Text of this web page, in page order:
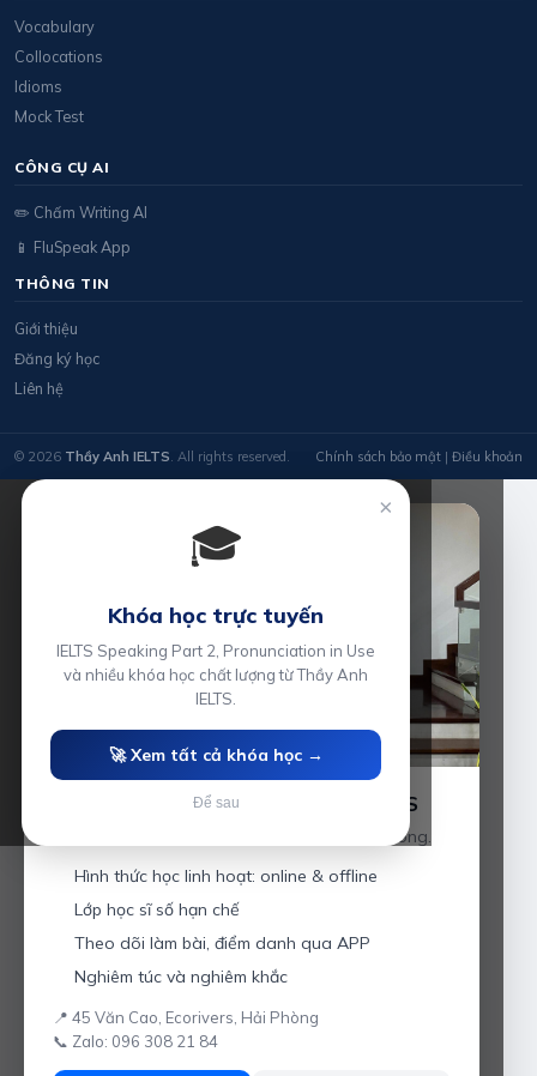
Vocabulary
Collocations
Idioms
Mock Test
CÔNG CỤ AI
✏️ Chấm Writing AI
📱 FluSpeak App
THÔNG TIN
Giới thiệu
Đăng ký học
Liên hệ
© 2026 Thầy Anh IELTS. All rights reserved. Chính sách bảo mật | Điều khoản
Luyện thi IELTS cùng Thầy Anh IELTS
Giáo viên hơn 10 năm kinh nghiệm tại Hải Phòng.
Hình thức học linh hoạt: online & offline
Lớp học sĩ số hạn chế
Theo dõi làm bài, điểm danh qua APP
Nghiêm túc và nghiêm khắc
📍 45 Văn Cao, Ecorivers, Hải Phòng
📞 Zalo: 096 308 21 84
×
🎓
Khóa học trực tuyến
IELTS Speaking Part 2, Pronunciation in Use
và nhiều khóa học chất lượng từ Thầy Anh
IELTS.
🚀 Xem tất cả khóa học →
Để sau